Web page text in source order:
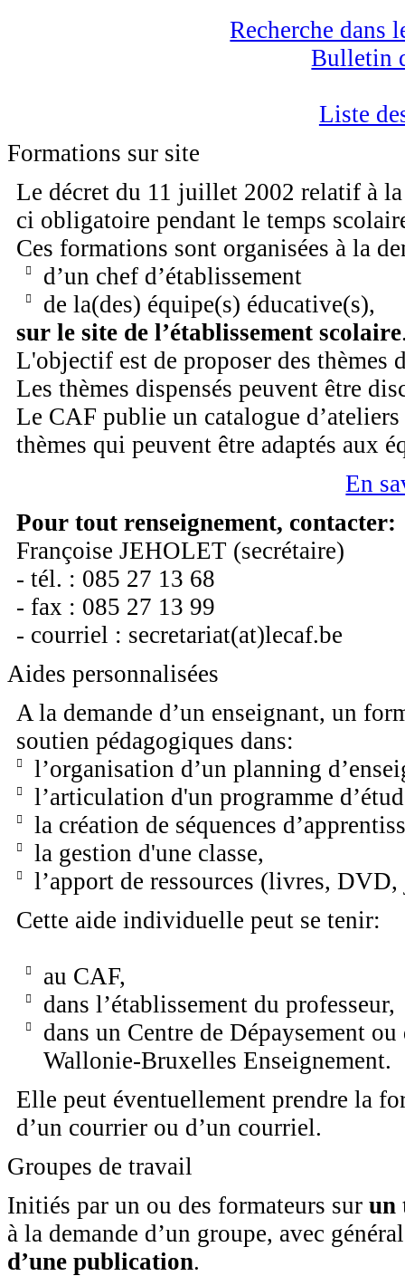
Recherche dans
Bulletin
Liste
Formations sur site
Le décret du 11 juillet 2002 relatif à
ci obligatoire pendant le temps
Ces formations sont organisées à la
d’un chef d’établissement
de la(des) équipe(s) éducative(s),
sur le site de l’établissement scolaire
L'objectif est de proposer des thèmes
Les thèmes dispensés peuvent être
Le CAF publie un catalogue
thèmes qui peuvent être adaptés aux
En
Pour tout renseignement, contacter:
Françoise JEHOLET (secrétaire)
- tél. : 085 27 13 68
- fax : 085 27 13 99
- courriel : secretariat(at)lecaf.be
Aides personnalisées
A la demande d’un enseignant, un
soutien pédagogiques dans:
l’organisation d’un planning
l’articulation d'un programme
la création de séquences
la gestion d'une classe,
l’apport de ressources (livres,
Cette aide individuelle peut se tenir:
au CAF,
dans l’établissement du professeur,
dans un Centre de Dépaysement
Wallonie-Bruxelles Enseignement.
Elle peut éventuellement prendre la
d’un courrier ou d’un courriel.
Groupes de travail
Initiés par un ou des formateurs sur un
à la demande d’un groupe, avec
d’une publication.